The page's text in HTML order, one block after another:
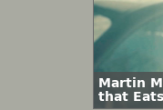
Martin
that